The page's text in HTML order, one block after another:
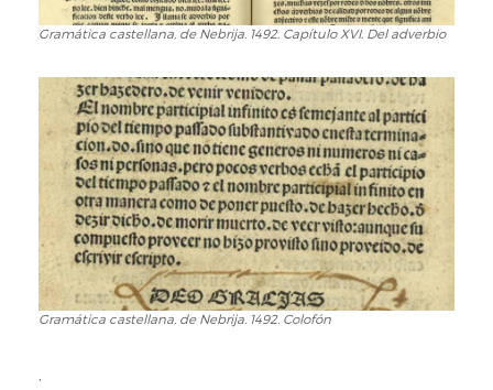
Gramática
de
Nebrija.
1492.
Capítulo
XVI.
Del
adverbio
Gramática castellana, de Nebrija. 1492. Capítulo XVI. Del adverbio
Gramática
Gramática castellana, de Nebrija. 1492. Colofón